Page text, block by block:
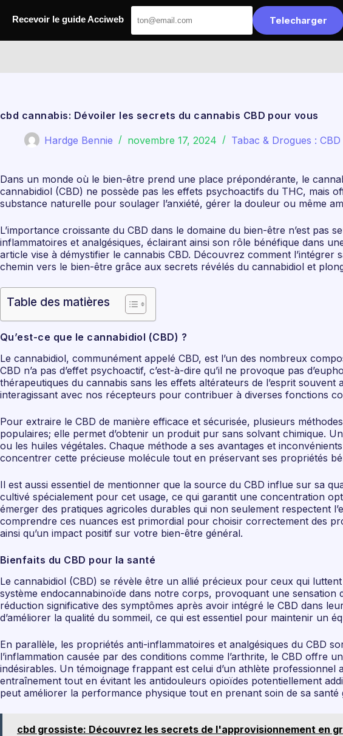
cbd cannabis: Dévoiler les secrets du cannabis CBD pour vous
Hardge Bennie novembre 17, 2024 Tabac & Drogues : CBD
Dans un monde où le bien-être prend une place prépondérante, le
cannabidiol (CBD) ne possède pas les effets psychoactifs du THC,
substance naturelle pour soulager l’anxiété, gérer la douleur ou même
L’importance croissante du CBD dans le domaine du bien-être n’est
inflammatoires et analgésiques, éclairant ainsi son rôle bénéfique dans
article vise à démystifier le cannabis CBD. Découvrez comment
chemin vers le bien-être grâce aux secrets révélés du cannabidiol et
Table des matières
Qu’est-ce que le cannabidiol (CBD) ?
Le cannabidiol, communément appelé CBD, est l’un des nombreux
CBD n’a pas d’effet psychoactif, c’est-à-dire qu’il ne provoque pas
thérapeutiques du cannabis sans les effets altérateurs de l’esprit
interagissant avec nos récepteurs pour contribuer à diverses fonctions
Pour extraire le CBD de manière efficace et sécurisée, plusieurs
populaires; elle permet d’obtenir un produit pur sans solvant chimique.
ou les huiles végétales. Chaque méthode a ses avantages et
concentrer cette précieuse molécule tout en préservant ses propriétés
Il est aussi essentiel de mentionner que la source du CBD influe sur sa
cultivé spécialement pour cet usage, ce qui garantit une concentration
émerger des pratiques agricoles durables qui non seulement respectent
comprendre ces nuances est primordial pour choisir correctement des
ainsi qu’un impact positif sur votre bien-être général.
Bienfaits du CBD pour la santé
Le cannabidiol (CBD) se révèle être un allié précieux pour ceux qui
système endocannabinoïde dans notre corps, provoquant une sensation
réduction significative des symptômes après avoir intégré le CBD dans
d’améliorer la qualité du sommeil, ce qui est essentiel pour maintenir un
En parallèle, les propriétés anti-inflammatoires et analgésiques du CBD
l’inflammation causée par des conditions comme l’arthrite, le CBD offre
indésirables. Un témoignage frappant est celui d’un athlète
entraînement tout en évitant les antidouleurs opioïdes potentiellement
peut améliorer la performance physique tout en prenant soin de sa santé
cbd grossiste: Découvrez les secrets de l'approvisionnement en
Recevoir le guide Acciweb Telecharger